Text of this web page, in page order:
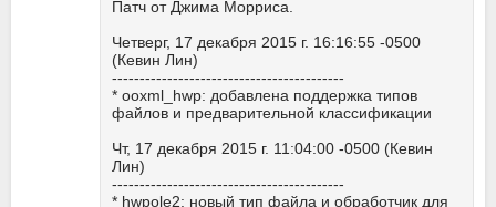
Патч от Джима Морриса.
Четверг, 17 декабря 2015 г. 16:16:55 -0500
(Кевин Лин)
------------------------------------------
* ooxml_hwp: добавлена поддержка типов
файлов и предварительной классификации
Чт, 17 декабря 2015 г. 11:04:00 -0500 (Кевин
Лин)
------------------------------------------
* hwpole2: новый тип файла и обработчик для